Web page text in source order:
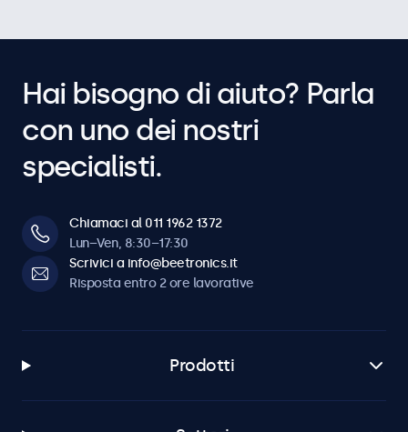
Hai bisogno di aiuto? Parla
con uno dei nostri
specialisti.
Chiamaci al 011 1962 1372
Lun–Ven, 8:30–17:30
Scrivici a info@beetronics.it
Risposta entro 2 ore lavorative
Prodotti